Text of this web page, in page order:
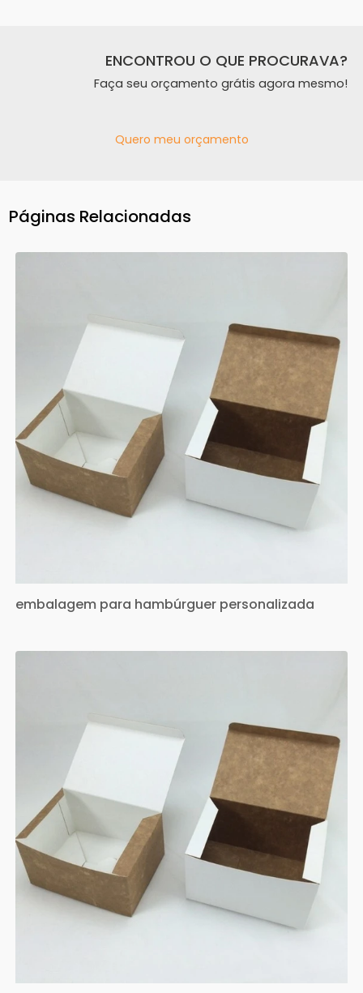
ENCONTROU O QUE PROCURAVA?
Faça seu orçamento grátis agora mesmo!
Quero meu orçamento
Páginas Relacionadas
embalagem para hambúrguer personalizada